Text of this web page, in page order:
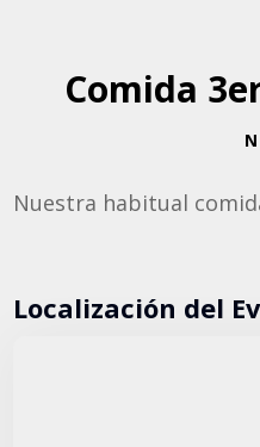
Comida
Nuestra habitual
Localización del